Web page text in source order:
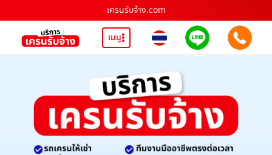
เครนรับจ้าง.com
เมนู